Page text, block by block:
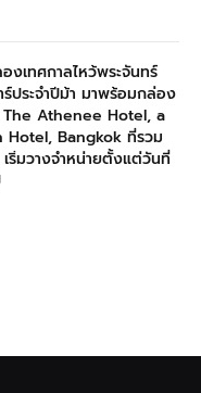
งเทศกาลไหว้พระจันทร์
ประจำปีม้า มาพร้อมกล่อง
Athenee Hotel, a
Bangkok ที่รวม
ริ่มวางจำหน่ายตั้งแต่วันที่